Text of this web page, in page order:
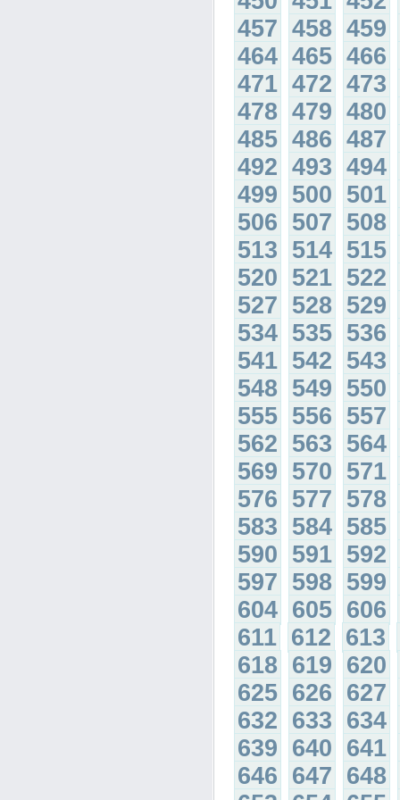
457 458 459
464 465 466
471 472 473
478 479 480
485 486 487
492 493 494
499 500 501
506 507 508
513 514 515
520 521 522
527 528 529
534 535 536
541 542 543
548 549 550
555 556 557
562 563 564
569 570 571
576 577 578
583 584 585
590 591 592
597 598 599
604 605 606
611 612 613
618 619 620
625 626 627
632 633 634
639 640 641
646 647 648